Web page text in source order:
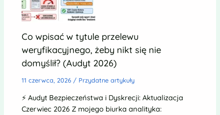
Co wpisać w tytule przelewu
weryfikacyjnego, żeby nikt się nie
domyślił? (Audyt 2026)
11 czerwca, 2026 / Przydatne artykuły
⚡ Audyt Bezpieczeństwa i Dyskrecji: Aktualizacja
Czerwiec 2026 Z mojego biurka analityka: